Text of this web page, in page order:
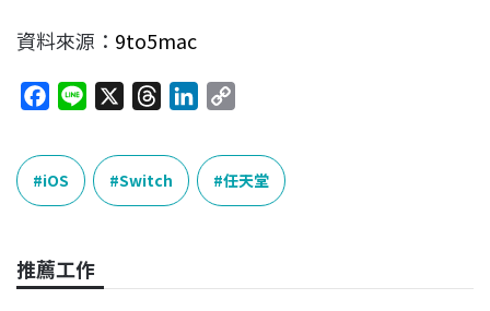
資料來源： 9to5mac
c
e
b
o
k
e
r
e
a
n
k
e
n
p
y
L
k
iOS Switch 任天堂
推薦工作